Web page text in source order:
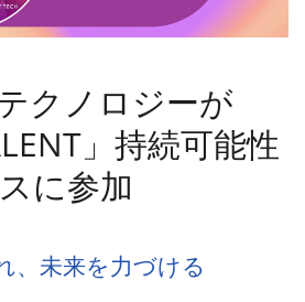
クノロジーが
」持続可能性
に参加
、未来を力づける